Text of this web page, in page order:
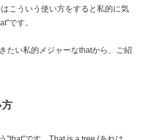
はこういう使い方をすると私的に気
です。
たい私的メジャーなthatから、ご紹